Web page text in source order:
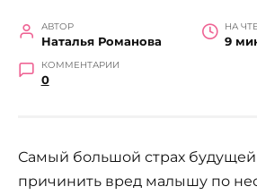
АВТОР
Наталья Романова
НА
9
КОММЕНТАРИИ
0
Самый большой страх
причинить вред малышу по